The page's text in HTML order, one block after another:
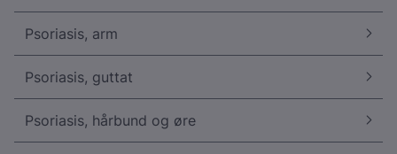
Psoriasis, arm
Psoriasis, guttat
Psoriasis, hårbund og øre